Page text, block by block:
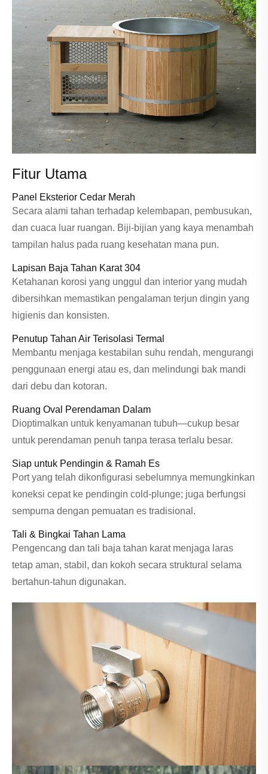
Fitur Utama
Panel Eksterior Cedar Merah
Secara alami tahan terhadap kelembapan, pembusukan,
dan cuaca luar ruangan. Biji-bijian yang kaya menambah
tampilan halus pada ruang kesehatan mana pun.
Lapisan Baja Tahan Karat 304
Ketahanan korosi yang unggul dan interior yang mudah
dibersihkan memastikan pengalaman terjun dingin yang
higienis dan konsisten.
Penutup Tahan Air Terisolasi Termal
Membantu menjaga kestabilan suhu rendah, mengurangi
penggunaan energi atau es, dan melindungi bak mandi
dari debu dan kotoran.
Ruang Oval Perendaman Dalam
Dioptimalkan untuk kenyamanan tubuh—cukup besar
untuk perendaman penuh tanpa terasa terlalu besar.
Siap untuk Pendingin & Ramah Es
Port yang telah dikonfigurasi sebelumnya memungkinkan
koneksi cepat ke pendingin cold-plunge; juga berfungsi
sempurna dengan pemuatan es tradisional.
Tali & Bingkai Tahan Lama
Pengencang dan tali baja tahan karat menjaga laras
tetap aman, stabil, dan kokoh secara struktural selama
bertahun-tahun digunakan.